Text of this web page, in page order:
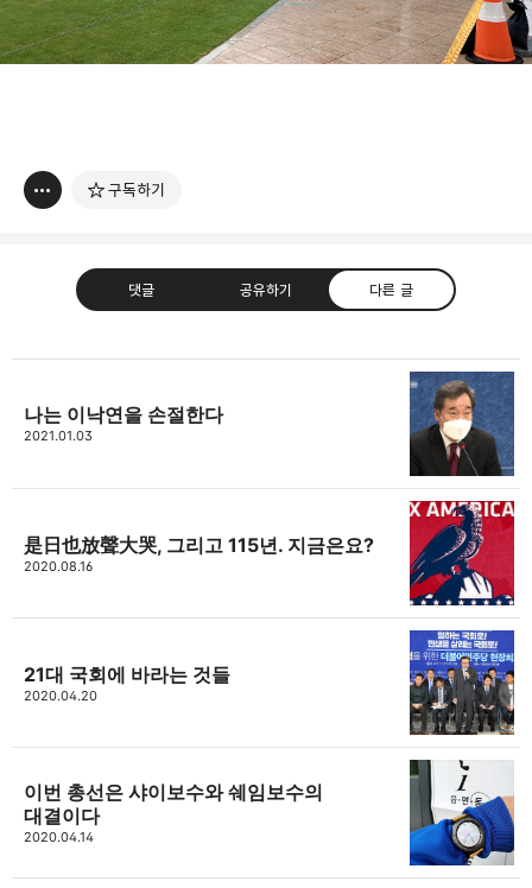
구독하기
댓글 공유하기 다른 글
thebravepost.com
트위터
나는 이낙연을 손절한다
2021.01.03
是日也放聲大哭, 그리고 115년. 지금은요?
2020.08.16
21대 국회에 바라는 것들
2020.04.20
이번 총선은 샤이보수와 쉐임보수의
대결이다
2020.04.14